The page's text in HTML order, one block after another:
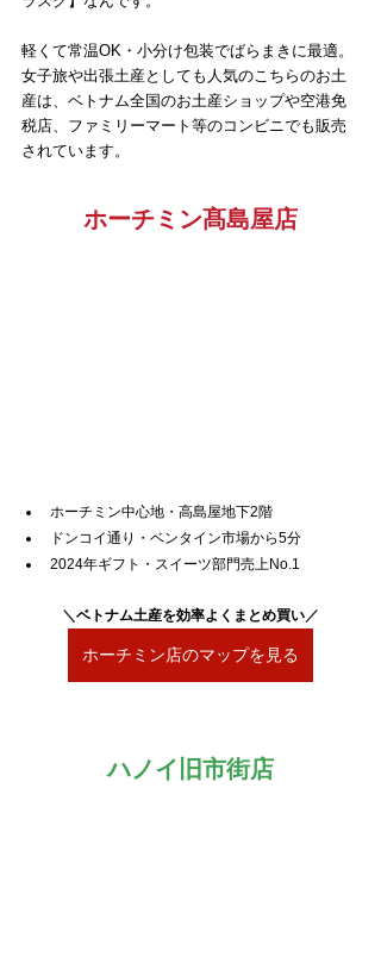
軽くて常温OK・小分け包装でばらまきに最適。
女子旅や出張土産としても人気のこちらのお土
産は、ベトナム全国のお土産ショップや空港免
税店、ファミリーマート等のコンビニでも販売
されています。
ホーチミン髙島屋店
ホーチミン中心地・高島屋地下2階
ドンコイ通り・ベンタイン市場から5分
2024年ギフト・スイーツ部門売上No.1
＼ベトナム土産を効率よくまとめ買い／
ホーチミン店のマップを見る
ハノイ旧市街店